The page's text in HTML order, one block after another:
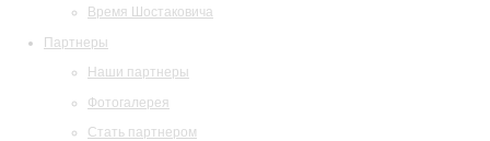
Время Шостаковича
Партнеры
Наши партнеры
Фотогалерея
Стать партнером